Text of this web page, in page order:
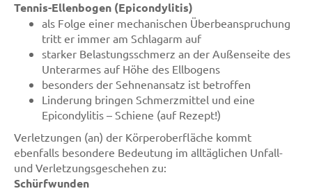
Tennis-Ellenbogen (Epicondylitis)
als Folge einer mechanischen Überbeanspruchung
tritt er immer am Schlagarm auf
starker Belastungsschmerz an der Außenseite des
Unterarmes auf Höhe des Ellbogens
besonders der Sehnenansatz ist betroffen
Linderung bringen Schmerzmittel und eine
Epicondylitis – Schiene (auf Rezept!)
Verletzungen (an) der Körperoberfläche kommt
ebenfalls besondere Bedeutung im alltäglichen Unfall-
und Verletzungsgeschehen zu:
Schürfwunden